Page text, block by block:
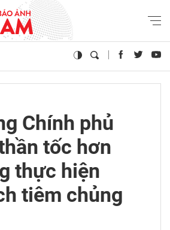
Chính phủ
tốc hơn
thực hiện
tiêm chủng